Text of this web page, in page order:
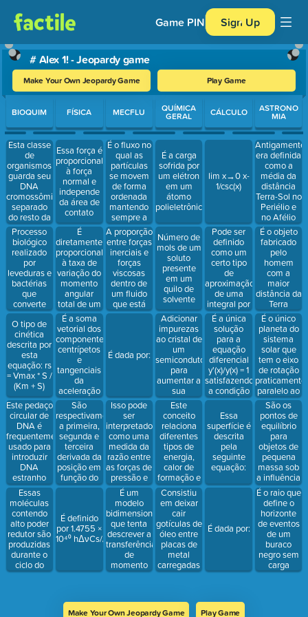
Game PIN Sign Up
# Alex 1! - Jeopardy game
Make Your Own Jeopardy Game Play Game
Use arrow keys to move between questions. Press Enter or
BIOQUIM
Esta classe
de
organismos
guarda seu
DNA
cromossômico
separado
do resto da
célula por
meio de
uma
membrana
nuclear.
Processo
biológico
realizado
por
leveduras e
bactérias
que
converte
açúcares
em energia
celular de
forma
anaeróbica
O tipo de
cinética
descrita por
esta
equação: rs
= Vmax * S /
(Km + S)
Este pedaço
circular de
DNA é
frequentemente
usado para
introduzir
DNA
estranho
em uma
célula
hospedeira.
Essas
moléculas
contendo
alto poder
redutor são
produzidas
durante o
ciclo do
TCA
FÍSICA
Essa força é
proporcional
à força
normal e
independe
da área de
contato
É
diretamente
proporcional
à taxa de
variação do
momento
angular
total de um
sistema
É a soma
vetorial dos
componentes
centrípetos
e
tangenciais
da
aceleração
de uma
partícula
em um
corpo em
rotação.
São
respectivamente
a primeira,
segunda e
terceira
derivada da
posição em
função do
tempo
É definido
por 1.4755 ×
10⁴⁰ hΔνCs//c2
MECFLU
É o fluxo no
qual as
partículas
se movem
de forma
ordenada
mantendo
sempre a
mesma
posição
relativa
A proporção
entre forças
inerciais e
forças
viscosas
dentro de
um fluido
que está
sujeito a
devido a
É dada por:
Isso pode
ser
interpretado
como uma
medida da
razão entre
as forças de
pressão e
as forças
inerciais e
serve para
descrever
as perdas
em um
fluido em
movimento
É um
modelo
bidimensional
que tenta
descrever a
transferência
de
momento
dentro de
de fluido,
QUÍMICA
GERAL
É a carga
sofrida por
um elétron
em um
átomo
polieletrônico
Número de
mols de um
soluto
presente
em um
quilo de
solvente
Adicionar
impurezas
ao cristal de
um
semicondutor
para
aumentar a
sua
condutividade
Este
conceito
relaciona
diferentes
tipos de
energia,
calor de
formação e
a lei de
Hess para
determinar
a energia
da rede de
um Sólido
Iônico.
Consistiu
em deixar
cair
gotículas de
óleo entre
placas de
metal
carregadas
ionizar o ar
carregar as
CÁLCULO
lim x→0 x-
1/csc(x)
Pode ser
definido
como um
certo tipo
de
aproximação
de uma
integral por
uma soma
finita.
É a única
solução
para a
equação
diferencial
y'(x)/y(x) = 1
satisfazendo
a condição
inicial y(0) =
1
Essa
superfície é
descrita
pela
seguinte
equação:
É dada por:
ASTRONO
MIA
Antigamente
era definida
como a
média da
distância
Terra-Sol no
Periélio e
no Afélio
É o objeto
fabricado
pelo
homem
com a
maior
distância da
Terra
É o único
planeta do
sistema
solar que
tem o eixo
de rotação
praticamente
paralelo ao
plano do
sistema
(inclinação
axial =
97,77°)
São os
pontos de
equilíbrio
para
objetos de
pequena
massa sob
a influência
gravitacional
de dois
corpos
massivos
em órbita.
É o raio que
define o
horizonte
de eventos
de um
buraco
negro sem
carga
elétrica
Make Your Own Jeopardy Game Play Game